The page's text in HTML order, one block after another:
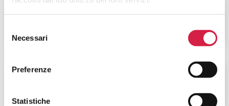
delNecessari
Preferenze
Statistiche
VIOLENZA SULLA